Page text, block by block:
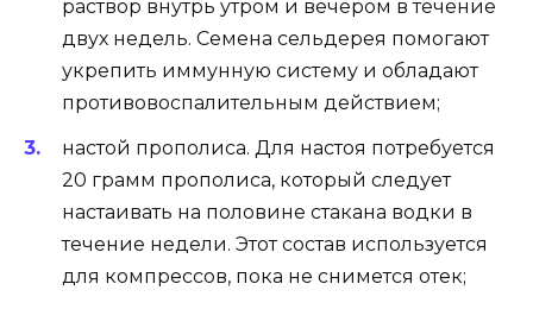
раствор внутрь утром и вечером в течение
двух недель. Семена сельдерея помогают
укрепить иммунную систему и обладают
противовоспалительным действием;
настой прополиса. Для настоя потребуется
20 грамм прополиса, который следует
настаивать на половине стакана водки в
течение недели. Этот состав используется
для компрессов, пока не снимется отек;